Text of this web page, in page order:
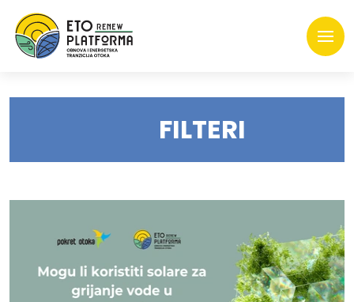
FILTERI